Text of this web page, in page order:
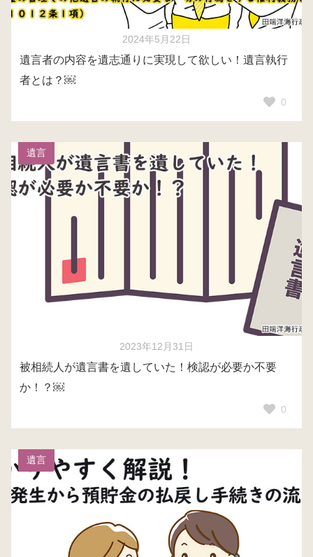
2024年5月22日
遺言者の内容を遺志通りに実現して欲しい！遺言執行
者とは？￼
0
遺言
2023年12月31日
被相続人が遺言書を遺していた！検認が必要か不要
か！？￼
0
遺言